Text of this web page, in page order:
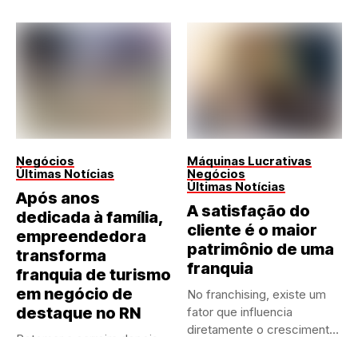
Negócios
Últimas Notícias
Após anos
dedicada à família,
empreendedora
transforma
franquia de turismo
em negócio de
destaque no RN
Máquinas Lucrativas
Negócios
Últimas Notícias
A satisfação do
cliente é o maior
patrimônio de uma
franquia
No franchising, existe um
fator que influencia
diretamente o crescimento